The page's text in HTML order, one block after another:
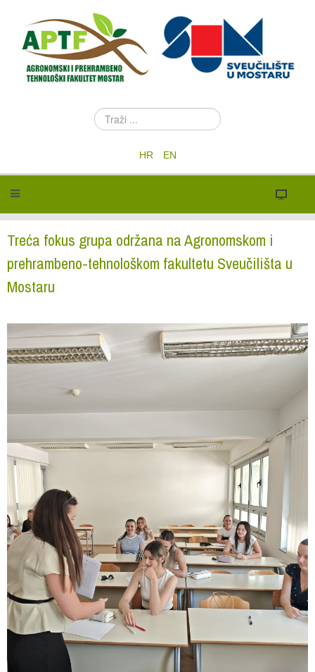
T
r
i
.
HR EN
Treća fokus grupa održana na Agronomskom i
prehrambeno-tehnološkom fakultetu Sveučilišta u
Mostaru